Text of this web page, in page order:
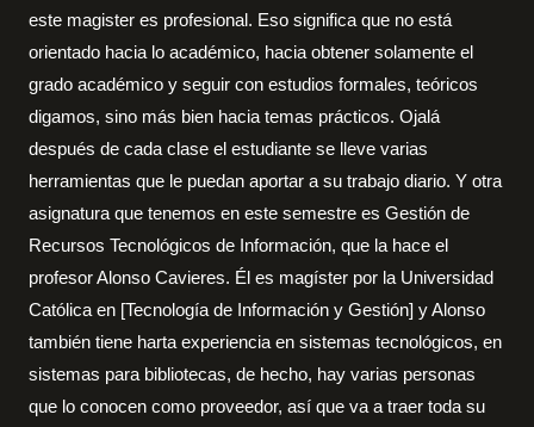
este magister es profesional. Eso significa que no está
orientado hacia lo académico, hacia obtener solamente el
grado académico y seguir con estudios formales, teóricos
digamos, sino más bien hacia temas prácticos. Ojalá
después de cada clase el estudiante se lleve varias
herramientas que le puedan aportar a su trabajo diario. Y otra
asignatura que tenemos en este semestre es Gestión de
Recursos Tecnológicos de Información, que la hace el
profesor Alonso Cavieres. Él es magíster por la Universidad
Católica en [Tecnología de Información y Gestión] y Alonso
también tiene harta experiencia en sistemas tecnológicos, en
sistemas para bibliotecas, de hecho, hay varias personas
que lo conocen como proveedor, así que va a traer toda su